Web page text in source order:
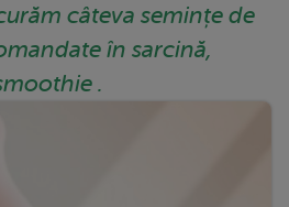
câteva semințe de
în sarcină,
.